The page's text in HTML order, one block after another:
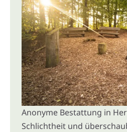
Anonyme Bestattung in
Schlichtheit und